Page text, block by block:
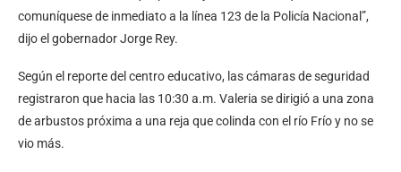
comuníquese de inmediato a la línea 123 de la Policía Nacional”,
dijo el gobernador Jorge Rey.
Según el reporte del centro educativo, las cámaras de seguridad
registraron que hacia las 10:30 a.m. Valeria se dirigió a una zona
de arbustos próxima a una reja que colinda con el río Frío y no se
vio más.